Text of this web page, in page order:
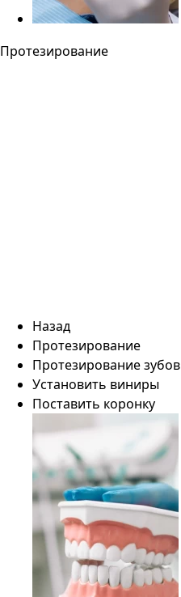
Протезирование
Назад
Протезирование
Протезирование зубов
Установить виниры
Поставить коронку